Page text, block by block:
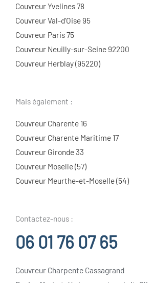
Couvreur Yvelines 78
Couvreur Val-d’Oise 95
Couvreur Paris 75
Couvreur Neuilly-sur-Seine 92200
Couvreur Herblay (95220)
Mais également :
Couvreur Charente 16
Couvreur Charente Maritime 17
Couvreur Gironde 33
Couvreur Moselle (57)
Couvreur Meurthe-et-Moselle (54)
Contactez-nous :
06 01 76 07 65
Couvreur Charpente Cassagrand